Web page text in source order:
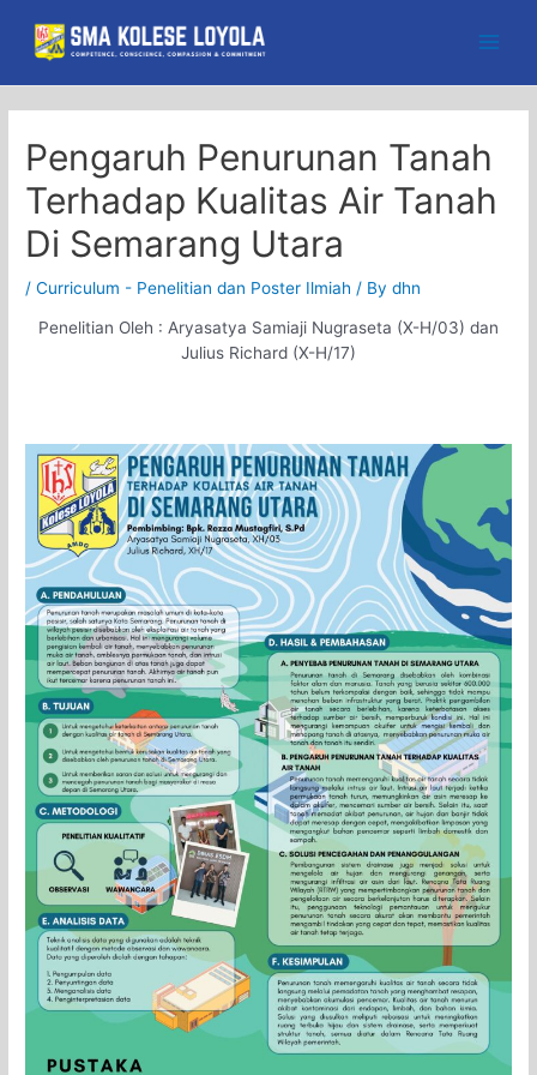
content
Pengaruh Penurunan Tanah
Terhadap Kualitas Air Tanah
Di Semarang Utara
/Curriculum - Penelitian dan Poster Ilmiah / Bydhn
Penelitian Oleh : Aryasatya Samiaji Nugraseta (X-H/03) dan
Julius Richard (X-H/17)